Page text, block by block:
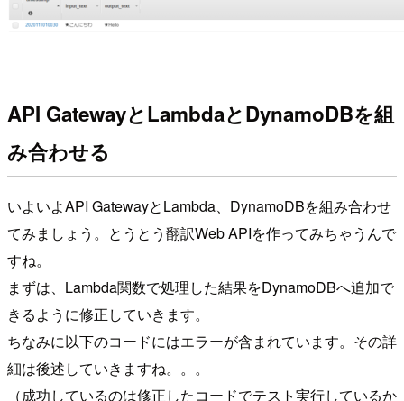
API GatewayとLambdaとDynamoDBを組
み合わせる
いよいよAPI GatewayとLambda、DynamoDBを組み合わせ
てみましょう。とうとう翻訳Web APIを作ってみちゃうんで
すね。
まずは、Lambda関数で処理した結果をDynamoDBへ追加で
きるように修正していきます。
ちなみに以下のコードにはエラーが含まれています。その詳
細は後述していきますね。。。
（成功しているのは修正したコードでテスト実行しているか